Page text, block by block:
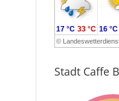
©
17 °C 33 °C 16 °C
Stadt Caffe